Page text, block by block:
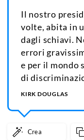
Il nostro
volte, abita in
dagli schiavi.
errori
e per il mondo
di
KIRK DOUGLAS
Crea